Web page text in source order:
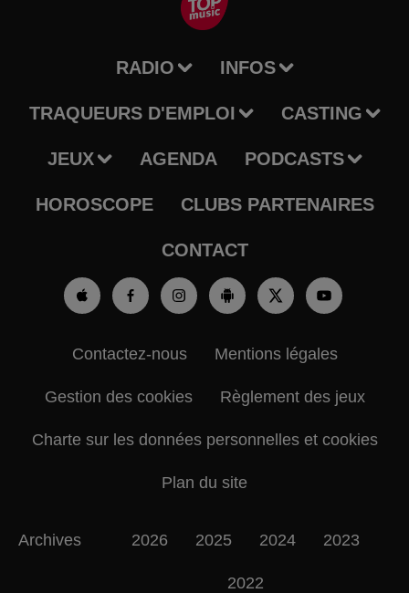
RADIO INFOS
TRAQUEURS D'EMPLOI CASTING
JEUX AGENDA PODCASTS
HOROSCOPE CLUBS PARTENAIRES
CONTACT
Contactez-nous Mentions légales
Gestion des cookies Règlement des jeux
Charte sur les données personnelles et cookies
Plan du site
Archives 2026 2025 2024 2023
2022